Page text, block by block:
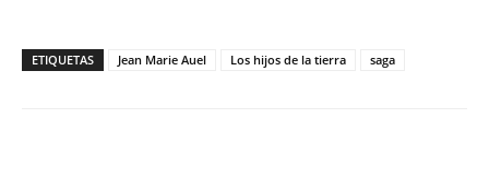
ETIQUETAS Jean Marie Auel Los hijos de la tierra saga